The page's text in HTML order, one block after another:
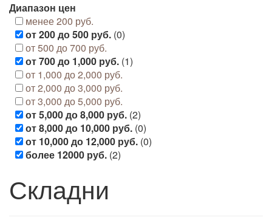
Диапазон цен
менее 200 руб.
от 200 до 500 руб. (0)
от 500 до 700 руб.
от 700 до 1,000 руб. (1)
от 1,000 до 2,000 руб.
от 2,000 до 3,000 руб.
от 3,000 до 5,000 руб.
от 5,000 до 8,000 руб. (2)
от 8,000 до 10,000 руб. (0)
от 10,000 до 12,000 руб. (0)
более 12000 руб. (2)
Складни